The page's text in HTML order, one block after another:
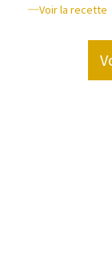
Voir la recette